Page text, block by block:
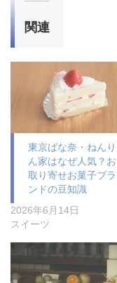
関連
東京ばな奈・ねんり
ん家はなぜ人気？お
取り寄せお菓子ブラ
ンドの豆知識
2026年6月14日
スイーツ